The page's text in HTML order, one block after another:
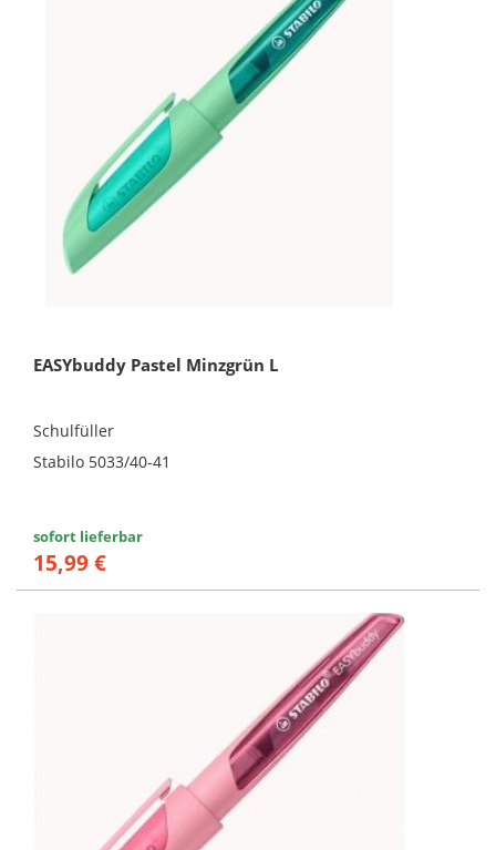
EASYbuddy Pastel Minzgrün L
Schulfüller
Stabilo 5033/40-41
sofort lieferbar
15,99 €